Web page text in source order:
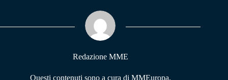
pp m
Redazione MME
Questi contenuti sono a cura di MMEuropa,